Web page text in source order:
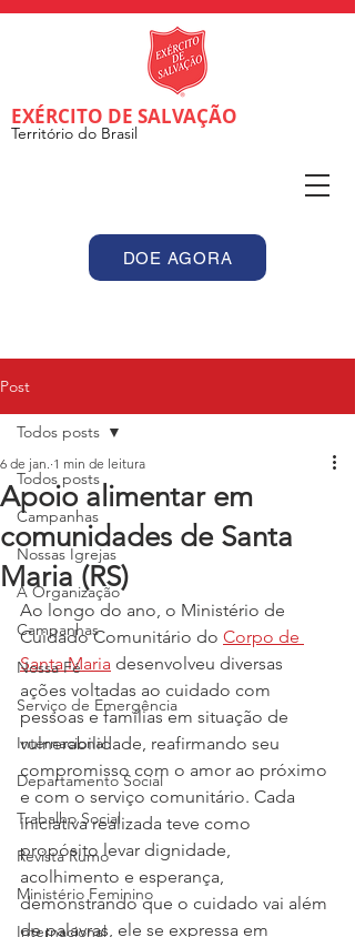
EXÉRCITO DE SALVAÇÃO
Território do Brasil
DOE AGORA
Post
Todos posts
Campanhas
Nossas Igrejas
A Organização
Campanhas
Nossa Fé
Serviço de Emergência
Internacional
Departamento Social
Trabalho Social
Revista Rumo
Ministério Feminino
Internacional
Todos posts
Apoio alimentar em
comunidades de Santa
Maria (RS)
6 de jan. 1 min de leitura
Ao longo do ano, o Ministério de
Cuidado Comunitário do Corpo de
Santa Maria desenvolveu diversas
ações voltadas ao cuidado com
pessoas e famílias em situação de
vulnerabilidade, reafirmando seu
compromisso com o amor ao próximo
e com o serviço comunitário. Cada
iniciativa realizada teve como
propósito levar dignidade,
acolhimento e esperança,
demonstrando que o cuidado vai além
de palavras, ele se expressa em